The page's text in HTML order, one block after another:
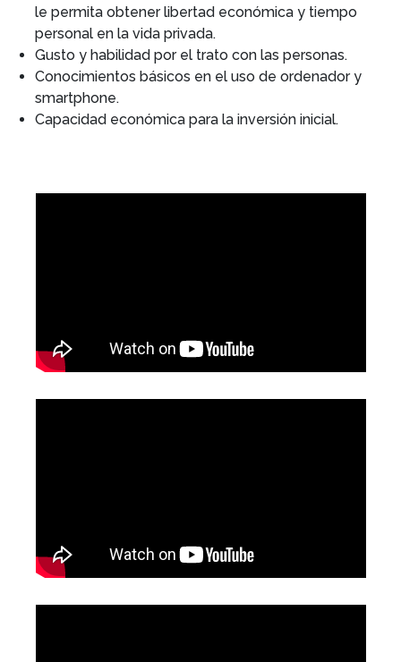
le permita obtener libertad económica y tiempo
personal en la vida privada.
Gusto y habilidad por el trato con las personas.
Conocimientos básicos en el uso de ordenador y
smartphone.
Capacidad económica para la inversión inicial.